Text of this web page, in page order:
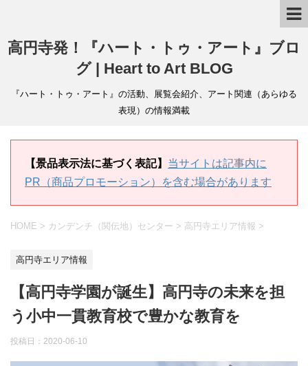
高円寺発！『ハート・トゥ・アート』ブロ
グ | Heart to Art BLOG
『ハート・トゥ・アート』の活動、展覧会紹介、アート関連（あらゆる
表現）の情報満載
【景品表示法に基づく表記】 当サイトは記事内に
PR（商品プロモーション）を含む場合があります
HOME > カンデンチ（関伝地）センター > 高円寺エリア情報 >
高円寺エリア情報
【高円寺学園が誕生】高円寺の未来を担
う小中一貫教育校で豊かな教育を
投稿日： 2020-06-10